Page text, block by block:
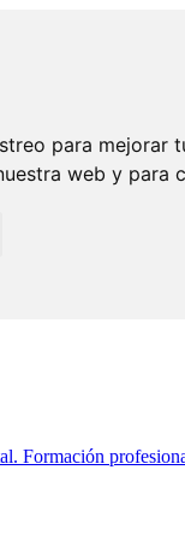
para mejorar
web y para